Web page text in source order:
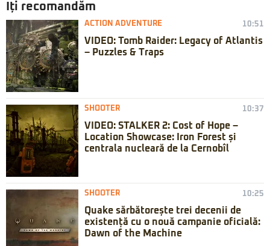
Iți recomandăm
ACTION ADVENTURE 10:51
VIDEO: Tomb Raider: Legacy of Atlantis
– Puzzles & Traps
SHOOTER 10:37
VIDEO: STALKER 2: Cost of Hope –
Location Showcase: Iron Forest și
centrala nucleară de la Cernobîl
SHOOTER 10:25
Quake sărbătorește trei decenii de
existență cu o nouă campanie oficială:
Dawn of the Machine